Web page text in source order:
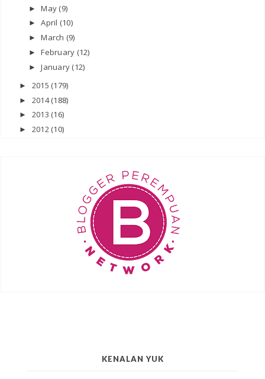
►May (9)
►April (10)
►March (9)
►February (12)
►January (12)
► 2015 (179)
► 2014(188)
► 2013 (16)
► 2012 (10)
KENALAN YUK